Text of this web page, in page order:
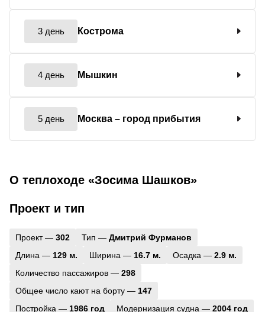
3 день Кострома
4 день Мышкин
5 день Москва – город прибытия
О теплоходе «Зосима Шашков»
Проект и тип
Проект — 302 Тип — Дмитрий Фурманов
Длина — 129 м. Ширина — 16.7 м. Осадка — 2.9 м.
Количество пассажиров — 298
Общее число кают на борту — 147
Постройка — 1986 год Модернизация судна — 2004 год